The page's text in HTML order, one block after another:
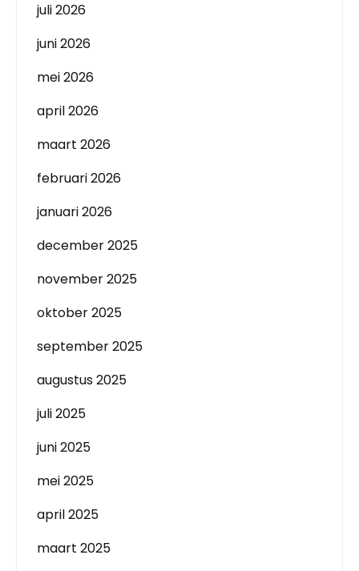
juli 2026
juni 2026
mei 2026
april 2026
maart 2026
februari 2026
januari 2026
december 2025
november 2025
oktober 2025
september 2025
augustus 2025
juli 2025
juni 2025
mei 2025
april 2025
maart 2025